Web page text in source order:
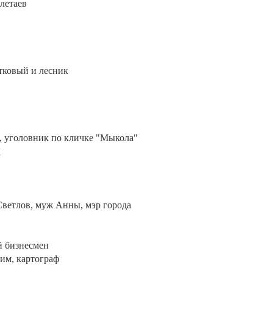
и лесник
уголовник по кличке "Мыкола"
муж Анны, мэр города
бизнесмен
картограф